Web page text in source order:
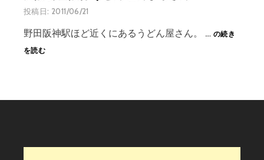
ま
投稿日: 2011/06/21
野田阪神駅ほど近くにあるうどん屋さん。 … 大
の続き
を読む